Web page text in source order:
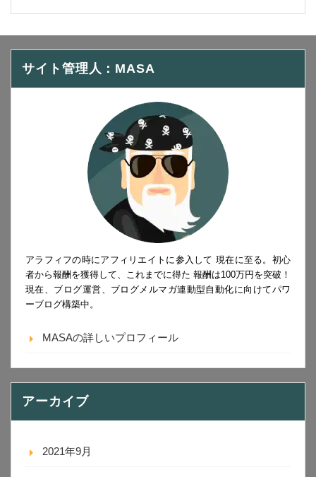
サイト管理人：MASA
アラフィフの時にアフィリエイトに参入して 現在に至る。初心
者から報酬を獲得して、これまでに得た 報酬は100万円を突破！
現在、ブログ運営、ブログメルマガ連動型自動化に向けてパワ
ーブログ構築中。
MASAの詳しいプロフィール
アーカイブ
2021年9月